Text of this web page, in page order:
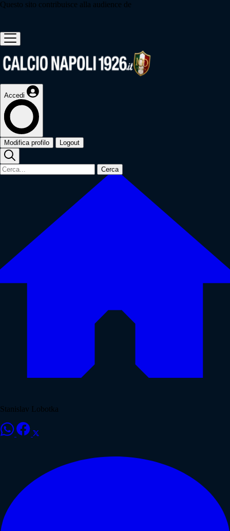
Questo sito contribuisce alla audience de
Accedi
Modifica profilo Logout
Cerca
Stanislav Lobotka